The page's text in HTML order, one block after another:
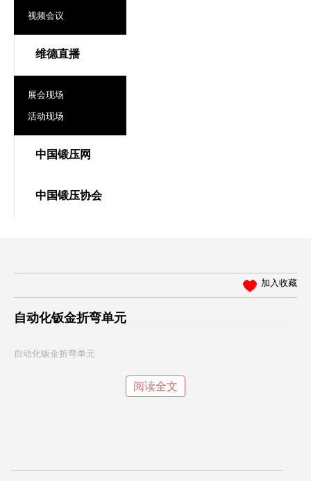
视频会议
维德直播
展会现场
活动现场
中国锻压网
中国锻压协会
加入收藏
自动化钣金折弯单元
自动化钣金折弯单元
阅读全文